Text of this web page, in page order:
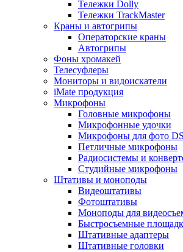
Тележки Dolly
Тележки TrackMaster
Краны и автогрипы
Операторские краны
Автогрипы
Фоны хромакей
Телесуфлеры
Мониторы и видоискатели
iMate продукция
Микрофоны
Головные микрофоны
Микрофонные удочки
Микрофоны для фото
Петличные микрофоны
Радиосистемы и
Студийные микрофоны
Штативы и моноподы
Видеоштативы
Фотоштативы
Моноподы для
Быстросъемные
Штативные адаптеры
Штативные головки